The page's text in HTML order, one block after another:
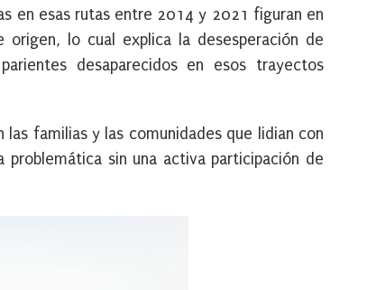
en esas rutas entre 2014 y 2021 figuran en
origen, lo cual explica la desesperación de
desaparecidos en esos trayectos
familias y las comunidades que lidian con
sin una activa participación de